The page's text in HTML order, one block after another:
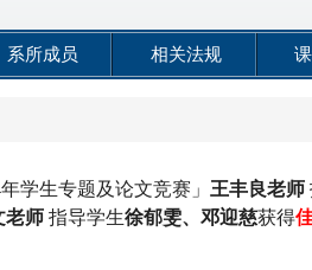
系所成员 相关法规
年学生专题及论文竞赛」 王丰良老师
老师 指导学生徐郁雯、邓迎慈获得